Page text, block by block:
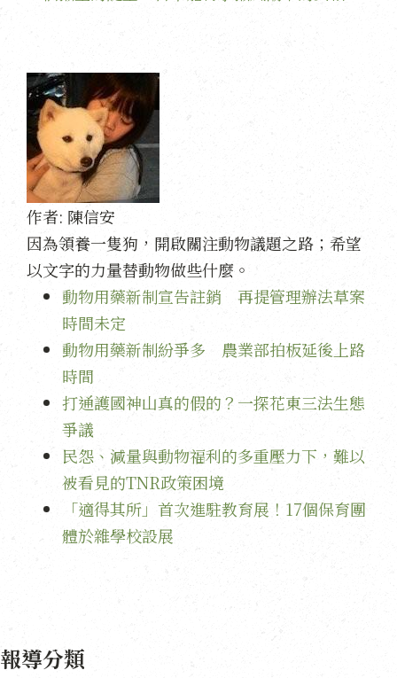
作者: 陳信安
因為領養一隻狗，開啟關注動物議題之路；希望
以文字的力量替動物做些什麼。
動物用藥新制宣告註銷 再提管理辦法草案
時間未定
動物用藥新制紛爭多 農業部拍板延後上路
時間
打通護國神山真的假的？一探花東三法生態
爭議
民怨、減量與動物福利的多重壓力下，難以
被看見的TNR政策困境
「適得其所」首次進駐教育展！17個保育團
體於雜學校設展
報導分類